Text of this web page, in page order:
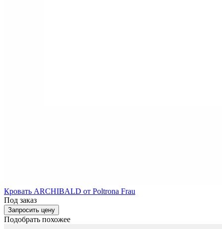
Кровать ARCHIBALD от Poltrona Frau
Под заказ
Запросить цену
Подобрать похожее